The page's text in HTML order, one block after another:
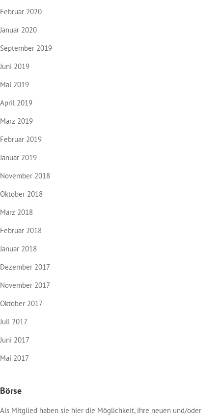
Februar 2020
Januar 2020
September 2019
Juni 2019
Mai 2019
April 2019
März 2019
Februar 2019
Januar 2019
November 2018
Oktober 2018
März 2018
Februar 2018
Januar 2018
Dezember 2017
November 2017
Oktober 2017
Juli 2017
Juni 2017
Mai 2017
Börse
Als Mitglied haben sie hier die Möglichkeit, ihre neuen und/oder